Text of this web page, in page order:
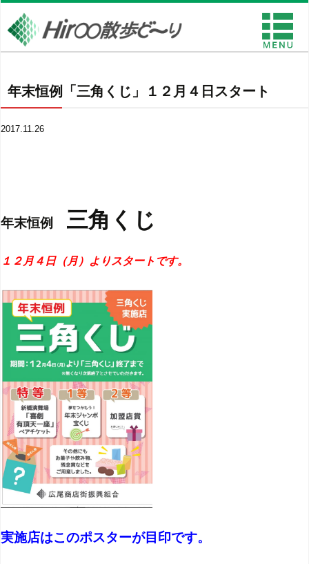
年末恒例「三角くじ」１２月４日スタート
2017.11.26
年末恒例 三角くじ
１２月４日（月）よりスタートです。
実施店はこのポスターが目印です。